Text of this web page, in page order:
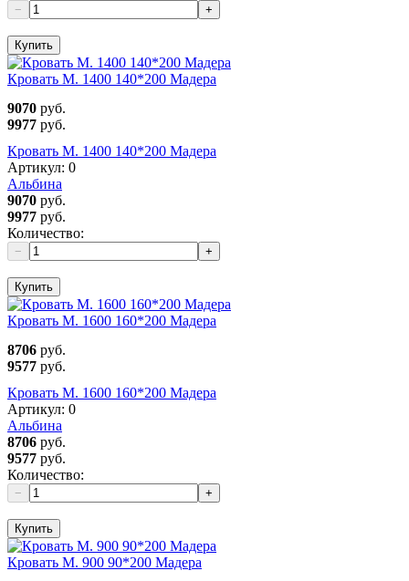
− +
Купить
Кровать М. 1400 140*200 Мадера
9070 руб.
9977 руб.
Кровать М. 1400 140*200 Мадера
Артикул: 0
Альбина
9070 руб.
9977 руб.
Количество:
− +
Купить
Кровать М. 1600 160*200 Мадера
8706 руб.
9577 руб.
Кровать М. 1600 160*200 Мадера
Артикул: 0
Альбина
8706 руб.
9577 руб.
Количество:
− +
Купить
Кровать М. 900 90*200 Мадера